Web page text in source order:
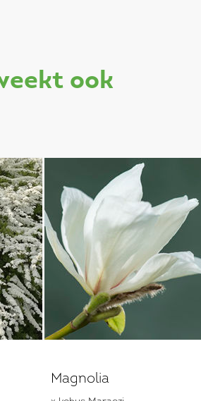
ook
Magnolia